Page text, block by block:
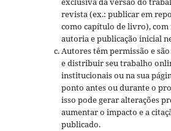
revista (ex.: publicar em
como capítulo de livro),
autoria e publicação inicial
Autores têm permissão e
e distribuir seu trabalho
institucionais ou na sua
ponto antes ou durante o
isso pode gerar alterações
aumentar o impacto e a
publicado.